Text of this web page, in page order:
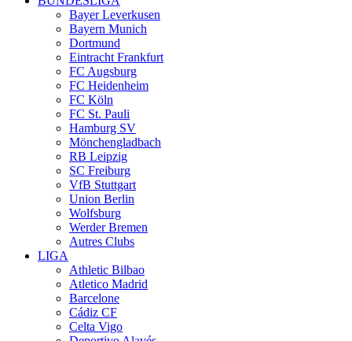
Bayer Leverkusen
Bayern Munich
Dortmund
Eintracht Frankfurt
FC Augsburg
FC Heidenheim
FC Köln
FC St. Pauli
Hamburg SV
Mönchengladbach
RB Leipzig
SC Freiburg
VfB Stuttgart
Union Berlin
Wolfsburg
Werder Bremen
Autres Clubs
LIGA
Athletic Bilbao
Atletico Madrid
Barcelone
Cádiz CF
Celta Vigo